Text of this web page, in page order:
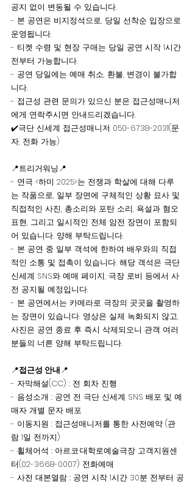
공지 없이 변동될 수 있습니다.
- 본 공연은 비지정석으로, 당일 선착순 입장으로
운영됩니다.
- 티켓 수령 및 현장 구매는 당일 공연 시작 1시간
전부터 가능합니다.
- 공연 당일에는 예매 취소, 환불, 변경이 불가합
니다.
- 접근성 관련 문의가 있으신 분은 접근성매니저
에게 연락주시면 안내드리겠습니다.
✔️극단 신세계 접근성매니저 050-6738-2031(문
자, 전화 가능)
📍트리거워닝📍
- 연극 <하미 2025>는 전쟁과 학살에 대해 다루
는 작품으로, 일부 장면에 구체적인 상황 묘사 및
직접적인 사진, 총소리와 포탄 소리, 욕설과 혐오
표현, 그리고 일시적인 전체 암전 장면이 포함되
어 있습니다. 양해 부탁드립니다.
- 본 공연 중 일부 객석에 한하여 배우와의 직접
적인 소통 및 접촉이 있습니다. 해당 객석은 극단
신세계 SNS와 예매 페이지, 극장 로비 등에서 사
전 공지될 예정입니다.
- 본 공연에서는 카메라로 극장의 곳곳을 촬영하
는 장면이 있습니다. 영상은 실제 녹화되지 않고,
사진은 공연 종료 후 즉시 삭제되오니 관객 여러
분들의 너른 양해 부탁드립니다.
📍접근성 안내📍
- 자막해설(CC) : 전 회차 진행
- 음성소개 : 공연 전 극단 신세계 SNS 배포 및 예
매자 개별 문자 배포
- 이동지원 : 접근성매니저를 통한 사전예약 (관
람 1일 전까지)
- 휠체어석 : 아르코·대학로예술극장 고객지원센
터(02-3668-0007) 전화예매
- 사전 대본열람 : 공연 시작 1시간 30분 전부터 공